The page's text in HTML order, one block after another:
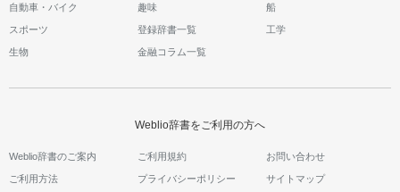
自動車・バイク 趣味 船
スポーツ 登録辞書一覧 工学
生物 金融コラム一覧
Weblio辞書をご利用の方へ
Weblio辞書のご案内 ご利用規約 お問い合わせ
ご利用方法 プライバシーポリシー サイトマップ